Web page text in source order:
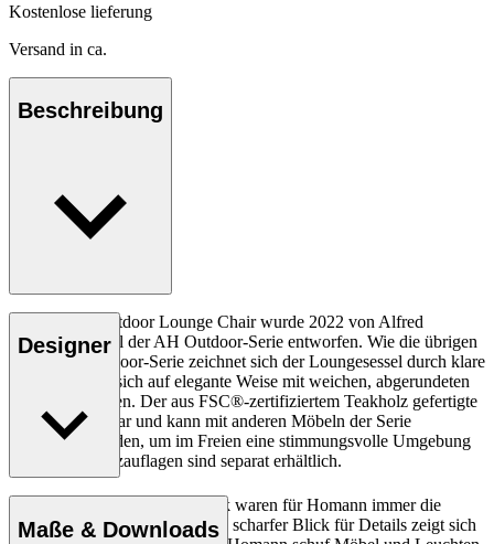
Kostenlose lieferung
Versand in ca.
Beschreibung
Der AH601 Outdoor Lounge Chair wurde 2022 von Alfred
Homann als Teil der AH Outdoor-Serie entworfen. Wie die übrigen
Möbel der Outdoor-Serie zeichnet sich der Loungesessel durch klare
Linien aus, die sich auf elegante Weise mit weichen, abgerundeten
Details verbinden. Der aus FSC®-zertifiziertem Teakholz gefertigte
Stuhl ist stapelbar und kann mit anderen Möbeln der Serie
kombiniert werden, um im Freien eine stimmungsvolle Umgebung
zu schaffen. Sitzauflagen sind separat erhältlich.
Designer
Einfachheit, Klarheit und Logik waren für Homann immer die
wichtigsten Parameter, und sein scharfer Blick für Details zeigt sich
Maße & Downloads